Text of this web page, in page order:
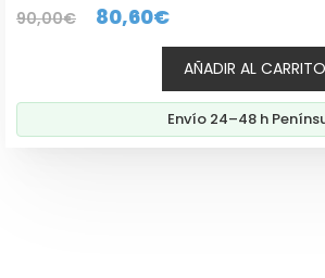
90,00€
El
era:
90,00€.
80,60€El
precio
actual
es:
80,60€.
AÑADIR AL CARRITO
Envío 24–48 h